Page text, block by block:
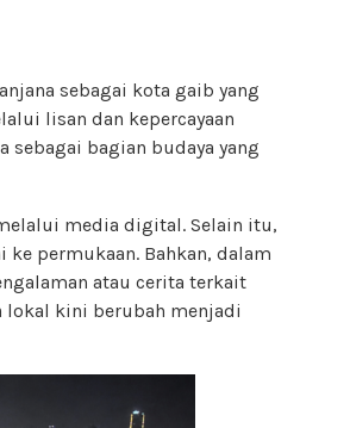
sebagai kota gaib yang
lisan dan kepercayaan
sebagai bagian budaya yang
media digital. Selain itu,
permukaan. Bahkan, dalam
atau cerita terkait
lokal kini berubah menjadi